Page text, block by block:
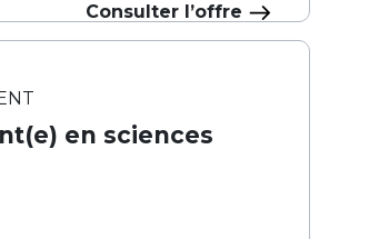
Consulter l’offre
en sciences